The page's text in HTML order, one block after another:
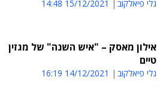
גלי פיאלקוב 15/12/2021 14:48
אילון מאסק – "איש השנה" של מגזין
טיים
גלי פיאלקוב 14/12/2021 16:19